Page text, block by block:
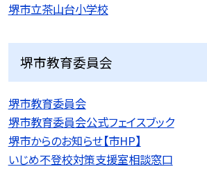
堺市立茶山台小学校
堺市教育委員会
堺市教育委員会
堺市教育委員会公式フェイスブック
堺市からのお知らせ【市HP】
いじめ不登校対策支援室相談窓口